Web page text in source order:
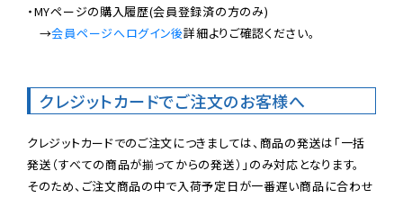
・MYページの購入履歴(会員登録済の方のみ)
→会員ページへログイン後詳細よりご確認ください。
クレジットカードでご注文のお客様へ
クレジットカードでのご注文につきましては、商品の発送は「一括
発送（すべての商品が揃ってからの発送）」のみ対応となります。
そのため、ご注文商品の中で入荷予定日が一番遅い商品に合わせ